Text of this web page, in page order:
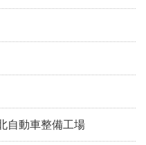
自動車整備工場